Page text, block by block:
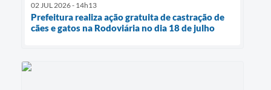
02 JUL 2026 - 14h13
Prefeitura realiza ação gratuita de castração de
cães e gatos na Rodoviária no dia 18 de julho